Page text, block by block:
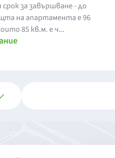
за завършване - до
на апартамента е 96
85 кв.м. е ч...